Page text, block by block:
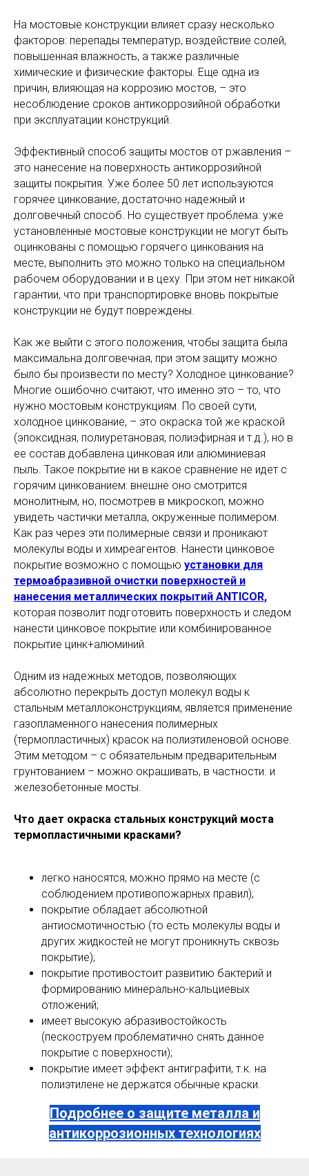
На мостовые конструкции влияет сразу несколько
факторов: перепады температур, воздействие солей,
повышенная влажность, а также различные
химические и физические факторы. Еще одна из
причин, влияющая на коррозию мостов, – это
несоблюдение сроков антикоррозийной обработки
при эксплуатации конструкций.
Эффективный способ защиты мостов от ржавления –
это нанесение на поверхность антикоррозийной
защиты покрытия. Уже более 50 лет используются
горячее цинкование, достаточно надежный и
долговечный способ. Но существует проблема: уже
установленные мостовые конструкции не могут быть
оцинкованы с помощью горячего цинкования на
месте, выполнить это можно только на специальном
рабочем оборудовании и в цеху. При этом нет никакой
гарантии, что при транспортировке вновь покрытые
конструкции не будут повреждены.
Как же выйти с этого положения, чтобы защита была
максимальна долговечная, при этом защиту можно
было бы произвести по месту? Холодное цинкование?
Многие ошибочно считают, что именно это – то, что
нужно мостовым конструкциям. По своей сути,
холодное цинкование, – это окраска той же краской
(эпоксидная, полиуретановая, полиэфирная и т.д.), но в
ее состав добавлена цинковая или алюминиевая
пыль. Такое покрытие ни в какое сравнение не идет с
горячим цинкованием: внешне оно смотрится
монолитным, но, посмотрев в микроскоп, можно
увидеть частички металла, окруженные полимером.
Как раз через эти полимерные связи и проникают
молекулы воды и химреагентов. Нанести цинковое
покрытие возможно с помощью установки для
термоабразивной очистки поверхностей и
нанесения металлических покрытий ANTICOR,
которая позволит подготовить поверхность и следом
нанести цинковое покрытие или комбинированное
покрытие цинк+алюминий.
Одним из надежных методов, позволяющих
абсолютно перекрыть доступ молекул воды к
стальным металлоконструкциям, является применение
газопламенного нанесения полимерных
(термопластичных) красок на полиэтиленовой основе.
Этим методом – с обязательным предварительным
грунтованием – можно окрашивать, в частности. и
железобетонные мосты.
Что дает окраска стальных конструкций моста
термопластичными красками?
легко наносятся, можно прямо на месте (с
соблюдением противопожарных правил);
покрытие обладает абсолютной
антиосмотичностью (то есть молекулы воды и
других жидкостей не могут проникнуть сквозь
покрытие);
покрытие противостоит развитию бактерий и
формированию минерально-кальциевых
отложений;
имеет высокую абразивостойкость
(пескоструем проблематично снять данное
покрытие с поверхности);
покрытие имеет эффект антиграфити, т.к. на
полиэтилене не держатся обычные краски.
Подробнее о защите металла и
антикоррозионных технологиях